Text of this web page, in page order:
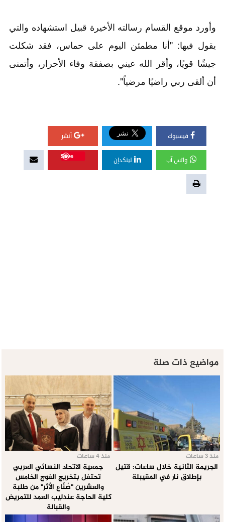
وأورد موقع القسام رسالته الأخيرة قبيل استشهاده والتي
يقول فيها: "أنا مطمئن اليوم على حماس، فقد شكلت
جيشًا قويًا، وأقر الله عيني بصفقة وفاء الأحرار، وأتمنى
أن ألقى ربي راضيًا مرضياً".
فيسبوك أنشر
واتس آب لينكدإن
Save
مواضيع ذات صلة
منذ 3 ساعات
الجريمة الثانية خلال ساعات: قتيل
بإطلاق نار في المقيبلة
منذ 4 ساعات
جمعية الاتحاد النسائي العربي
تحتفل بتخريج الفوج الخامس
والعشرين "صُنّاع الأثر" من طلبة
كلية الحاجة عندليب العمد للتمريض
والقبالة